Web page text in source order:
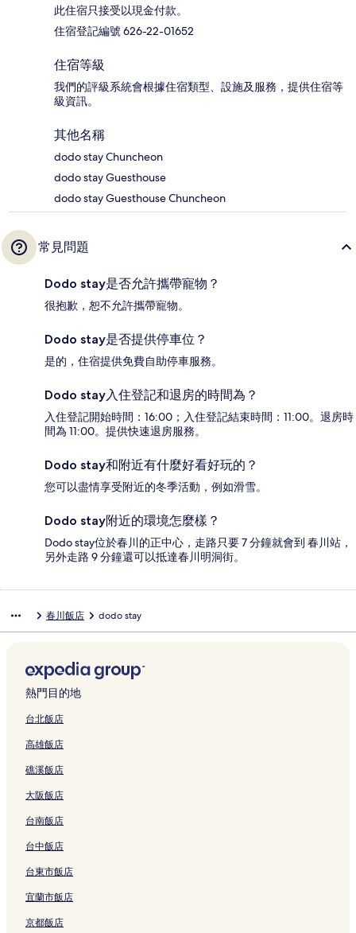
此住宿只接受以現金付款。
住宿登記編號 626-22-01652
住宿等級
我們的評級系統會根據住宿類型、設施及服務，提供住宿等
級資訊。
其他名稱
dodo stay Chuncheon
dodo stay Guesthouse
dodo stay Guesthouse Chuncheon
常見問題
Dodo stay是否允許攜帶寵物？
很抱歉，恕不允許攜帶寵物。
Dodo stay是否提供停車位？
是的，住宿提供免費自助停車服務。
Dodo stay入住登記和退房的時間為？
入住登記開始時間：16:00；入住登記結束時間：11:00。退房時
間為 11:00。提供快速退房服務。
Dodo stay和附近有什麼好看好玩的？
您可以盡情享受附近的冬季活動，例如滑雪。
Dodo stay附近的環境怎麼樣？
Dodo stay位於春川的正中心，走路只要 7 分鐘就會到 春川站，
另外走路 9 分鐘還可以抵達春川明洞街。
春川飯店 dodo stay
熱門目的地
台北飯店
高雄飯店
礁溪飯店
大阪飯店
台南飯店
台中飯店
台東市飯店
宜蘭市飯店
京都飯店